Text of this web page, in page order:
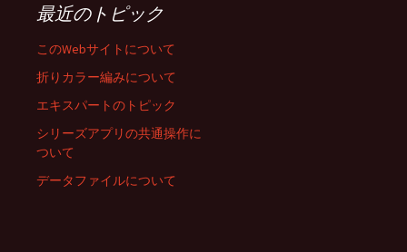
最近のトピック
このWebサイトについて
折りカラー編みについて
エキスパートのトピック
シリーズアプリの共通操作に
ついて
データファイルについて